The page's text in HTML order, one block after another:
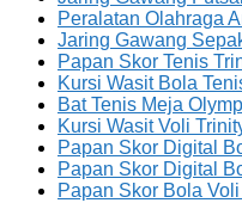
Peralatan Olahraga
Jaring Gawang
Papan Skor Tenis
Kursi Wasit Bola
Bat Tenis Meja
Kursi Wasit Voli
Papan Skor Digital
Papan Skor Digital
Papan Skor Bola